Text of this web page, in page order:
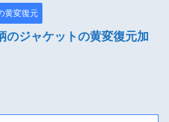
黄変復元
のジャケットの黄変復元加